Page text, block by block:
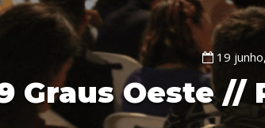
19
Graus Oeste //